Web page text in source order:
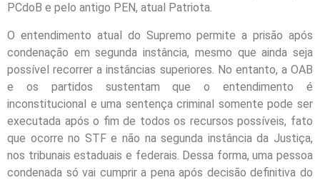
PCdoB e pelo antigo PEN, atual Patriota.
O entendimento atual do Supremo permite a prisão após
condenação em segunda instância, mesmo que ainda seja
possível recorrer a instâncias superiores. No entanto, a OAB
e os partidos sustentam que o entendimento é
inconstitucional e uma sentença criminal somente pode ser
executada após o fim de todos os recursos possíveis, fato
que ocorre no STF e não na segunda instância da Justiça,
nos tribunais estaduais e federais. Dessa forma, uma pessoa
condenada só vai cumprir a pena após decisão definitiva do